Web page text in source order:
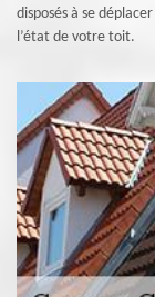
disposés à se
l’état de votre toit.